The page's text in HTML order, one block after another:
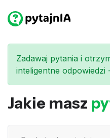
Zadawaj pytania i
inteligentne odpowiedzi
Jakie masz